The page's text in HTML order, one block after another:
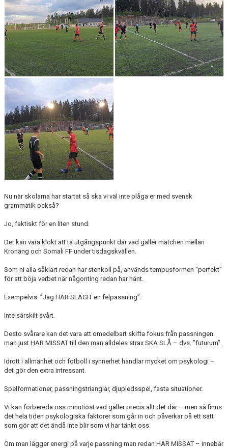
Nu när skolarna har startat så ska vi väl inte plåga er med svensk
grammatik också?
Jo, faktiskt för en liten stund.
Det kan vara klokt att ta utgångspunkt där vad gäller matchen mellan
Kronäng och Somali FF under tisdagskvällen.
Som ni alla såklart redan har stenkoll på, används tempusformen ”perfekt”
för att böja verbet när någonting redan har hänt.
Exempelvis: ”Jag HAR SLAGIT en felpassning”.
Inte särskilt svårt.
Desto svårare kan det vara att omedelbart skifta fokus från passningen
man just HAR MISSAT till den man alldeles strax SKA SLÅ – dvs. ”futurum”.
Idrott i allmänhet och fotboll i synnerhet handlar mycket om psykologi –
det gör den extra intressant.
Spelformationer, passningstrianglar, djupledsspel, fasta situationer.
Vi kan förbereda oss minutiöst vad gäller precis allt det där – men så finns
det hela tiden psykologiska faktorer som går in och påverkar på ett sätt
som gör att det ändå inte blir som vi har tänkt oss.
Om man lägger energi på varje passning man redan HAR MISSAT – innebär